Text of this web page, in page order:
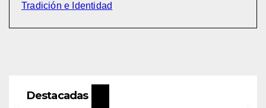
Tradición e Identidad
Destacadas